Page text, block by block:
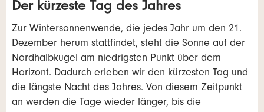
Der kürzeste Tag des Jahres
Zur Wintersonnenwende, die jedes Jahr um den 21.
Dezember herum stattfindet, steht die Sonne auf der
Nordhalbkugel am niedrigsten Punkt über dem
Horizont. Dadurch erleben wir den kürzesten Tag und
die längste Nacht des Jahres. Von diesem Zeitpunkt
an werden die Tage wieder länger, bis die